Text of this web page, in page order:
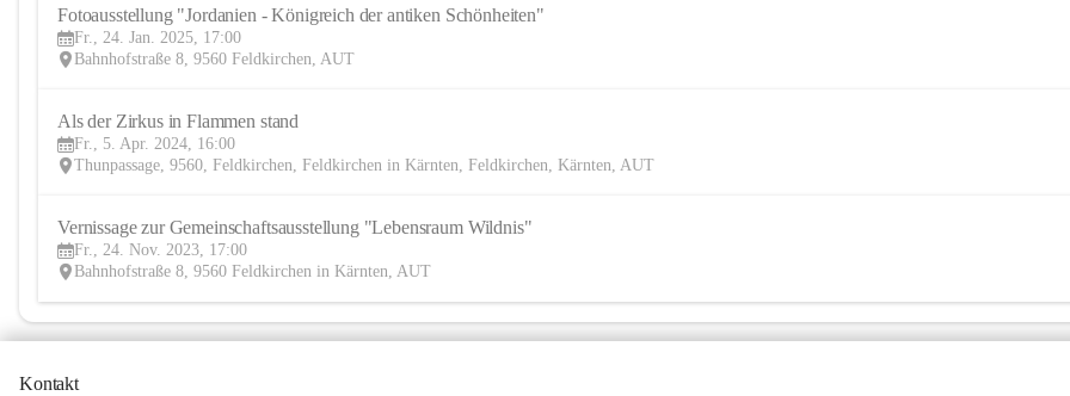
Fotoausstellung "Jordanien - Königreich der antiken Schönheiten"
Fr., 24. Jan. 2025, 17:00
Bahnhofstraße 8, 9560 Feldkirchen, AUT
Fr., 5. Apr. 2024, 16:00
Thunpassage, 9560, Feldkirchen, Feldkirchen in Kärnten, Feldkirchen, Kärnten, AUT
Vernissage zur Gemeinschaftsausstellung "Lebensraum Wildnis"
Fr., 24. Nov. 2023, 17:00
Bahnhofstraße 8, 9560 Feldkirchen in Kärnten, AUT
Kontakt